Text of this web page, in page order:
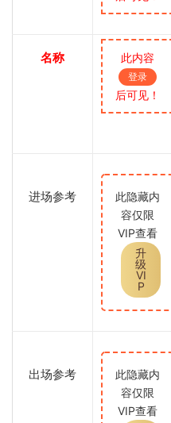
名称 此内容
登录
后可见！
进场参考
此隐藏内
容仅限
VIP查看
升
级
VI
P
出场参考
此隐藏内
容仅限
VIP查看